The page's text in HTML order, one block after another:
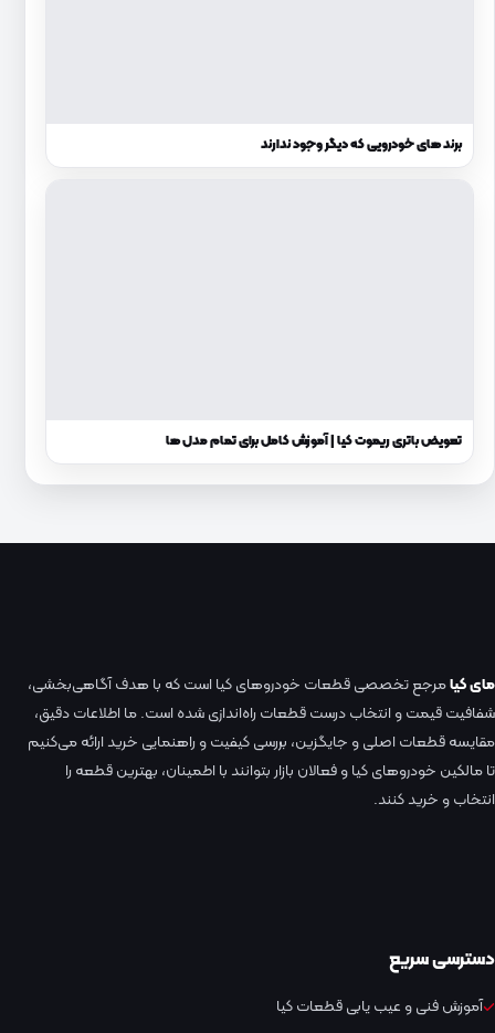
برند های خودرویی که دیگر وجود ندارند
تعویض باتری ریموت کیا | آموزش کامل برای تمام مدل‌ ها
مای کیامرجع تخصصی قطعات خودروهای کیا است که با هدف آگاهی‌بخشی،
شفافیت قیمت و انتخاب درست قطعات راه‌اندازی شده است. ما اطلاعات دقیق،
مقایسه قطعات اصلی و جایگزین، بررسی کیفیت و راهنمایی خرید ارائه می‌کنیم
تا مالکین خودروهای کیا و فعالان بازار بتوانند با اطمینان، بهترین قطعه را
انتخاب و خرید کنند.
دسترسی سریع
آموزش فنی و عیب یابی قطعات کیا